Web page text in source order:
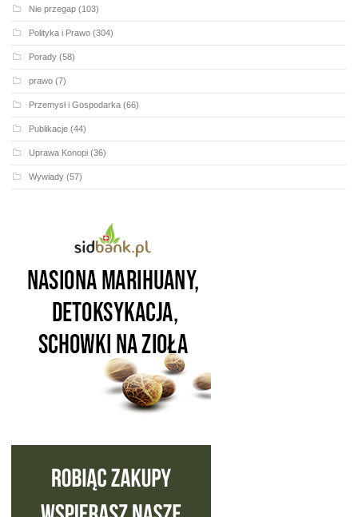
Nie przegap (103)
Polityka i Prawo (304)
Porady (58)
prawo (7)
Przemysł i Gospodarka (66)
Publikacje (44)
Uprawa Konopi (36)
Wywiady (57)